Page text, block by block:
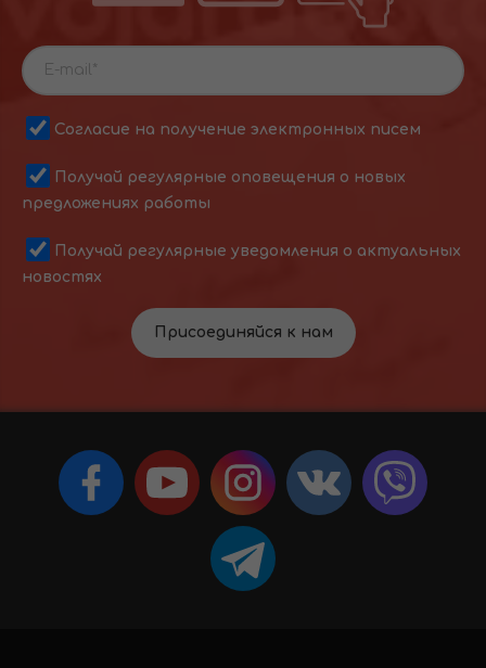
Согласие на получение электронных писем
Получай регулярные оповещения о новых
предложениях работы
Получай регулярные уведомления о актуальных
новостях
Присоединяйся к нам